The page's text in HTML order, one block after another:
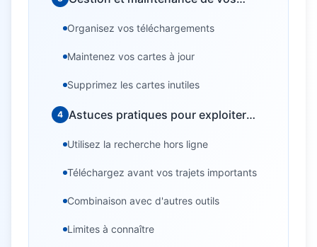
Organisez vos téléchargements
Maintenez vos cartes à jour
Supprimez les cartes inutiles
4 Astuces pratiques pour exploiter
Utilisez la recherche hors ligne
Téléchargez avant vos trajets importants
Combinaison avec d'autres outils
Limites à connaître